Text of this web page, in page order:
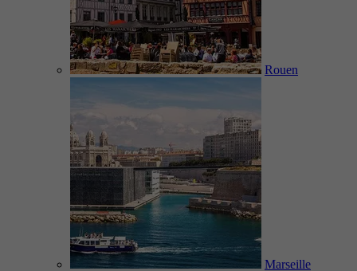
Rouen
Marseille